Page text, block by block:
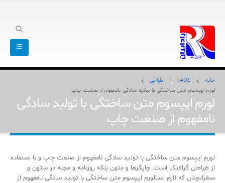
خانه FAQS
طراحی
لورم ایپسوم متن ساختگی با تولید سادگی نامفهوم از صنعت چاپ
لورم ایپسوم متن ساختگی با تولید سادگی
نامفهوم از صنعت چاپ
لورم ایپسوم متن ساختگی با تولید سادگی نامفهوم از صنعت چاپ و با استفاده
از طراحان گرافیک است. چاپگرها و متون بلکه روزنامه و مجله در ستون و
سطرآنچنان که لازم استلورم ایپسوم متن ساختگی با تولید سادگی نامفهوم از